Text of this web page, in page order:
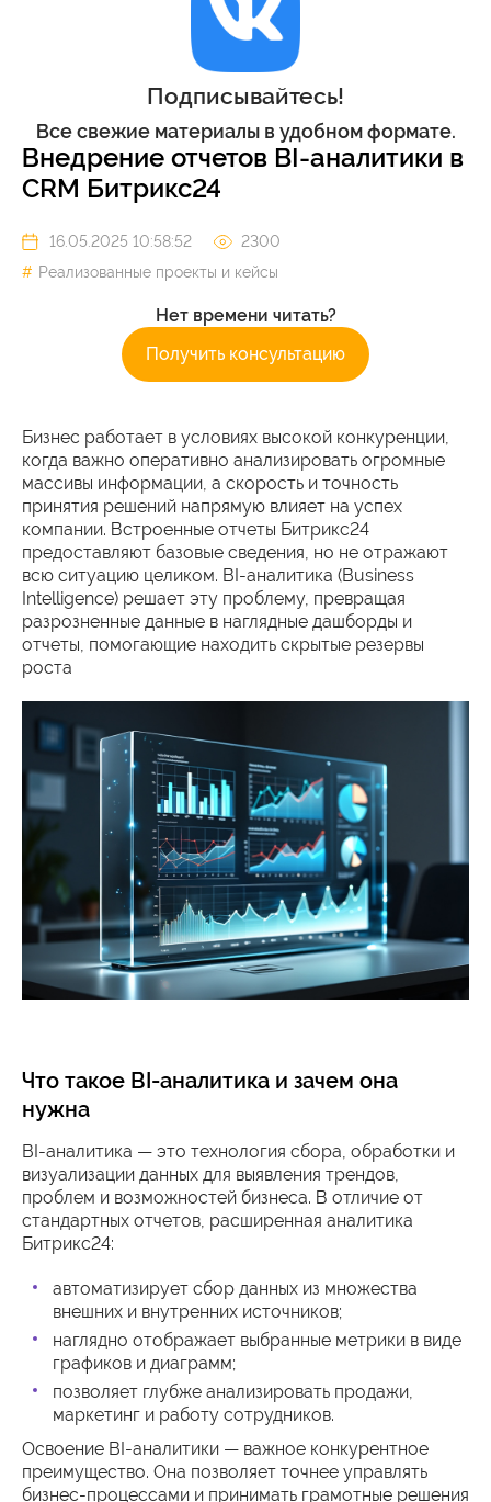
Подписывайтесь!
Все свежие материалы в удобном формате.
Внедрение отчетов BI-аналитики в
CRM Битрикс24
16.05.2025 10:58:52
2300
Реализованные проекты и кейсы
Нет времени читать?
Получить консультацию
Бизнес работает в условиях высокой конкуренции,
когда важно оперативно анализировать огромные
массивы информации, а скорость и точность
принятия решений напрямую влияет на успех
компании. Встроенные отчеты Битрикс24
предоставляют базовые сведения, но не отражают
всю ситуацию целиком. BI-аналитика (Business
Intelligence) решает эту проблему, превращая
разрозненные данные в наглядные дашборды и
отчеты, помогающие находить скрытые резервы
роста
Что такое BI-аналитика и зачем она
нужна
BI-аналитика — это технология сбора, обработки и
визуализации данных для выявления трендов,
проблем и возможностей бизнеса. В отличие от
стандартных отчетов, расширенная аналитика
Битрикс24:
автоматизирует сбор данных из множества
внешних и внутренних источников;
наглядно отображает выбранные метрики в виде
графиков и диаграмм;
позволяет глубже анализировать продажи,
маркетинг и работу сотрудников.
Освоение BI-аналитики — важное конкурентное
преимущество. Она позволяет точнее управлять
бизнес-процессами и принимать грамотные решения